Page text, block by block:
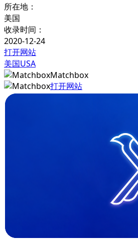
所在地：
美国
收录时间：
2020-12-24
打开网站
美国USA
Matchbox
打开网站